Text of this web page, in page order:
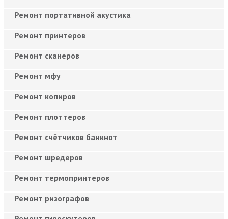
Ремонт портативной акустика
Ремонт принтеров
Ремонт сканеров
Ремонт мфу
Ремонт копиров
Ремонт плоттеров
Ремонт счётчиков банкнот
Ремонт шредеров
Ремонт термопринтеров
Ремонт ризографов